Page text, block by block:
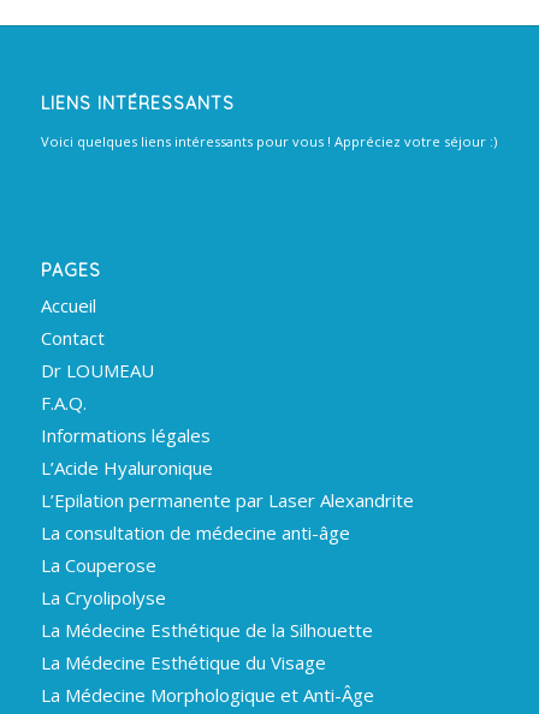
LIENS INTÉRESSANTS
Voici quelques liens intéressants pour vous ! Appréciez votre séjour :)
PAGES
Accueil
Contact
Dr LOUMEAU
F.A.Q.
Informations légales
L’Acide Hyaluronique
L’Epilation permanente par Laser Alexandrite
La consultation de médecine anti-âge
La Couperose
La Cryolipolyse
La Médecine Esthétique de la Silhouette
La Médecine Esthétique du Visage
La Médecine Morphologique et Anti-Âge